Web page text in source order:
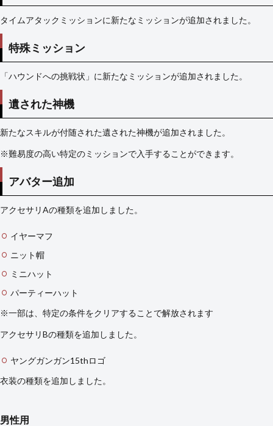
タイムアタックミッションに新たなミッションが追加されました。
特殊ミッション
「ハウンドへの挑戦状」に新たなミッションが追加されました。
遺された神機
新たなスキルが付随された遺された神機が追加されました。
※難易度の高い特定のミッションで入手することができます。
アバター追加
アクセサリAの種類を追加しました。
イヤーマフ
ニット帽
ミニハット
パーティーハット
※一部は、特定の条件をクリアすることで解放されます
アクセサリBの種類を追加しました。
ヤングガンガン15thロゴ
衣装の種類を追加しました。
男性用